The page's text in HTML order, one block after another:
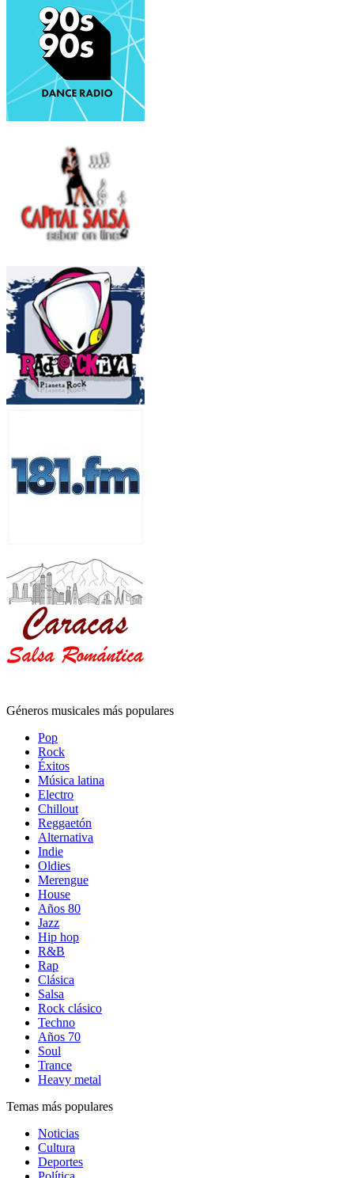
Géneros musicales más populares
Pop
Rock
Éxitos
Música latina
Electro
Chillout
Reggaetón
Alternativa
Indie
Oldies
Merengue
House
Años 80
Jazz
Hip hop
R&B
Rap
Clásica
Salsa
Rock clásico
Techno
Años 70
Soul
Trance
Heavy metal
Temas más populares
Noticias
Cultura
Deportes